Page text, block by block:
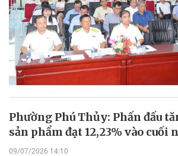
Phường Phú Thủy: Phấn đấu
sản phẩm đạt 12,23% vào cuối
09/07/2026 14:10